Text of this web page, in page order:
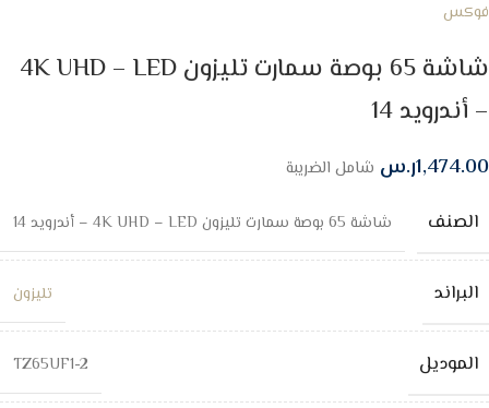
فوكس
شاشة 65 بوصة سمارت تليزون 4K UHD – LED
– أندرويد 14
1,474.00ر.س شامل الضريبة
الصنف شاشة 65 بوصة سمارت تليزون 4K UHD – LED – أندرويد 14
البراند تليزون
الموديل TZ65UF1-2